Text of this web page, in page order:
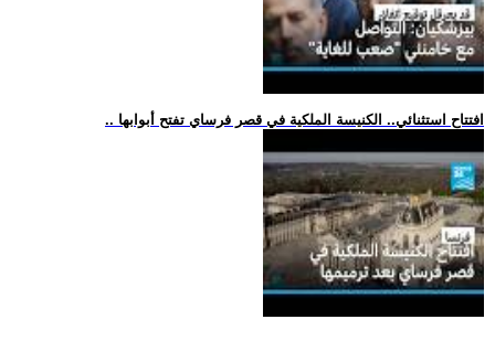
.. افتتاح استثنائي.. الكنيسة الملكية في قصر فرساي تفتح أبوابها